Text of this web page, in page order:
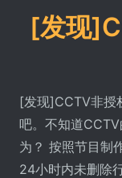
[发现
[发现]CCTV非授
吧。不知道
为？ 按照节目制
24小时内未删除